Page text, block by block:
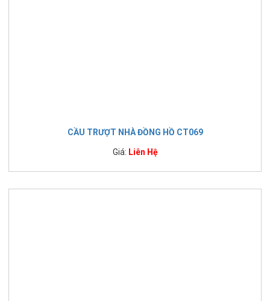
CẦU TRƯỢT NHÀ ĐỒNG HỒ CT069
Giá: Liên Hệ